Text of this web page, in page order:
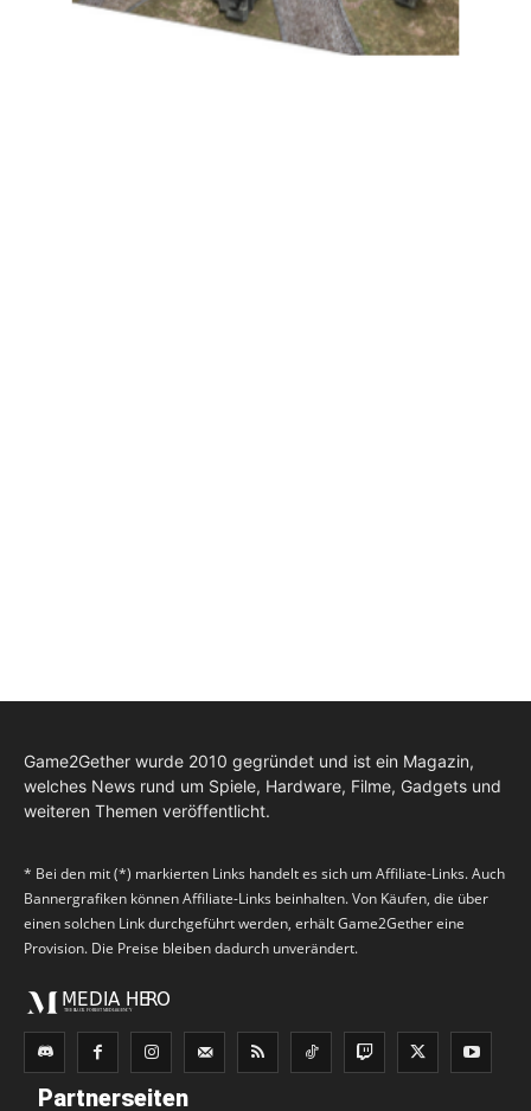
Game2Gether wurde 2010 gegründet und ist ein Magazin,
welches News rund um Spiele, Hardware, Filme, Gadgets und
weiteren Themen veröffentlicht.
* Bei den mit (*) markierten Links handelt es sich um Affiliate-Links. Auch
Bannergrafiken können Affiliate-Links beinhalten. Von Käufen, die über
einen solchen Link durchgeführt werden, erhält Game2Gether eine
Provision. Die Preise bleiben dadurch unverändert.
Partnerseiten